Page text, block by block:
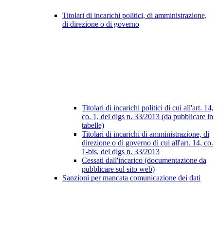
Titolari di incarichi politici, di amministrazione,
di direzione o di governo
Titolari di incarichi politici di cui all'art. 14,
co. 1, del dlgs n. 33/2013 (da pubblicare in
tabelle)
Titolari di incarichi di amministrazione, di
direzione o di governo di cui all'art. 14, co.
1-bis, del dlgs n. 33/2013
Cessati dall'incarico (documentazione da
pubblicare sul sito web)
Sanzioni per mancata comunicazione dei dati